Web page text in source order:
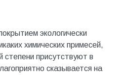
экологически
химических примесей,
степени присутствуют в
сказывается на